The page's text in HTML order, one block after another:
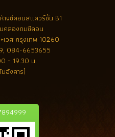
ห้างซีคอนสแควร์ชั้น B1
คลองถมซีคอน
เวศ กรุงเทพ 10260
084-6653655
- 19.30 น.
อังคาร)